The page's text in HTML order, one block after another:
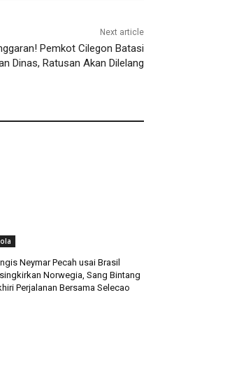
Next article
Pemkot Cilegon Batasi
Dinas, Ratusan Akan Dilelang
Neymar Pecah usai Brasil
Norwegia, Sang Bintang
Perjalanan Bersama Selecao